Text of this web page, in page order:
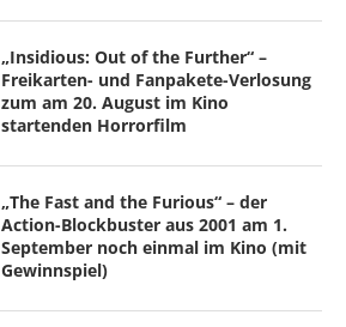
„Insidious: Out of the Further“ –
Freikarten- und Fanpakete-Verlosung
zum am 20. August im Kino
startenden Horrorfilm
„The Fast and the Furious“ – der
Action-Blockbuster aus 2001 am 1.
September noch einmal im Kino (mit
Gewinnspiel)